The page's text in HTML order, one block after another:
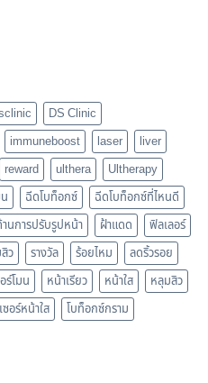
DS Clinic
immuneboost laser
liver
reward ulthera
Ultherapy
ฉีดโบท็อกซ์
ฉีดโบท็อกซ์ที่ไหนดี
นการปรับรูปหน้า ฝ้าแดด
ฟิลเลอร์
ว รางวัล ร้อยไหม
ลดริ้วรอย
ร์โมน หน้าเรียว หน้าใส
หลุมสิว
ซอร์หน้าใส โบท็อกซ์กราม